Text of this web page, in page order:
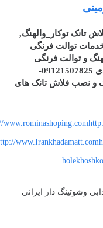
تانک توکار_والهنگ,
خدمات توالت فرنگی
و توالت فرنگی
دیواری خدمات فنی مهندسی مرادی 09121507825-
و نصب فلاش تانک های
وشوتینگ دار ایرانی